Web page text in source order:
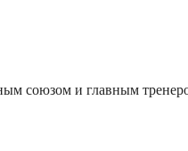
союзом и главным